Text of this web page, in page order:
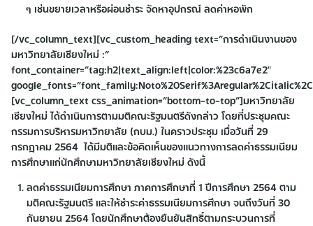
ๆ เช่นขยายเวลาหรือผ่อนชำระ จัดหาอุปกรณ์ ลดค่าหอพัก
[/vc_column_text][vc_custom_heading text=”การดำเนินงานของ
มหาวิทยาลัยเชียงใหม่ :”
font_container=”tag:h2|text_align:left|color:%23c6a7e2″
[vc_column_text css_animation=”bottom-to-top”]มหาวิทยาลัย
เชียงใหม่ ได้ดำเนินการตามมติคณะรัฐมนตรีดังกล่าว โดยที่ประชุมคณะ
กรรมการบริหารมหาวิทยาลัย (กบม.) ในคราวประชุม เมื่อวันที่ 29
กรกฎาคม 2564 ได้มีมติและข้อคิดเห็นของแนวทางการลดค่าธรรมเนียม
การศึกษาแก่นักศึกษามหาวิทยาลัยเชียงใหม่ ดังนี้
ลดค่าธรรมเนียมการศึกษา ภาคการศึกษาที่ 1 ปีการศึกษา 2564 ตาม
มติคณะรัฐมนตรี และให้ชำระค่าธรรมเนียมการศึกษา จนถึงวันที่ 30
กันยายน 2564 โดยนักศึกษาต้องยืนยันสิทธิ์ตามกระบวนการที่